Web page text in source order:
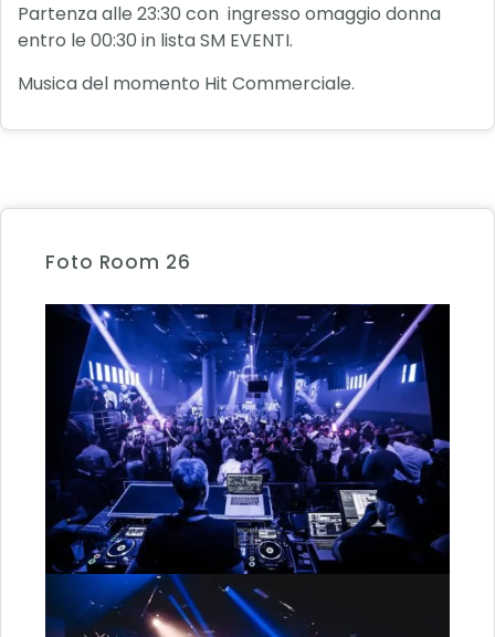
Partenza alle 23:30 con ingresso omaggio donna
entro le 00:30 in lista SM EVENTI.
Musica del momento Hit Commerciale.
Foto Room 26